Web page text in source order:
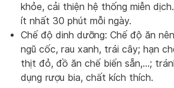
khỏe, cải thiện hệ thống miễn
ít nhất 30 phút mỗi ngày.
Chế độ dinh dưỡng: Chế độ ăn
ngũ cốc, rau xanh, trái cây; hạn
thịt đỏ, đồ ăn chế biến sẵn,…;
dụng rượu bia, chất kích thích.